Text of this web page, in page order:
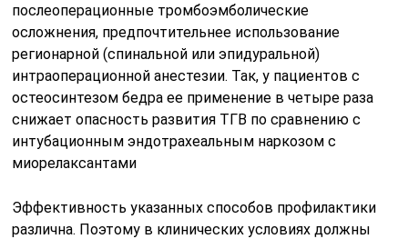
послеоперационные тромбоэмболические
осложнения, предпочтительнее использование
регионарной (спинальной или эпидуральной)
интраоперационной анестезии. Так, у пациентов с
остеосинтезом бедра ее применение в четыре раза
снижает опасность развития ТГВ по сравнению с
интубационным эндотрахеальным наркозом с
миорелаксантами
Эффективность указанных способов профилактики
различна. Поэтому в клинических условиях должны